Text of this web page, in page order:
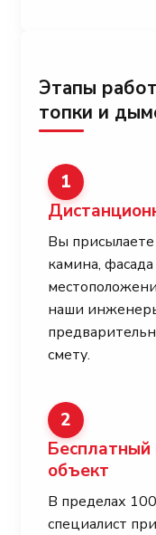
Этапы
топки и
1
Вы
камина,
наши
смету.
2
объект
В пределах
специалист